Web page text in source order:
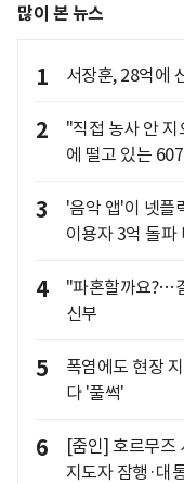
많이 본 뉴스
1 서장훈, 28억에
2
"직접 농사 안
에 떨고 있는
3
'음악 앱'이 넷플
이용자 3억 돌파
4
"파혼할까요?…
신부
5
폭염에도 현장
다 '풀썩'
6
[줌인] 호르무즈
지도자 잠행·대